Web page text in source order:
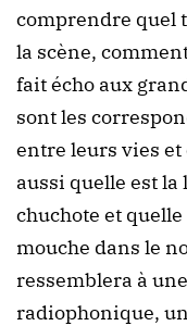
comprendre quel
la scène,
fait écho aux
sont les
entre leurs vies
aussi quelle est la
chuchote et
mouche dans le
ressemblera à
radiophonique,